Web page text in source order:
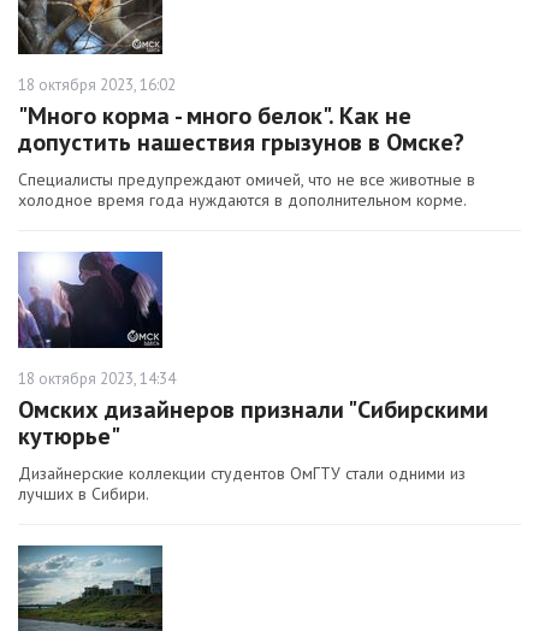
18 октября 2023, 16:02
"Много корма - много белок". Как не
допустить нашествия грызунов в Омске?
Специалисты предупреждают омичей, что не все животные в
холодное время года нуждаются в дополнительном корме.
18 октября 2023, 14:34
Омских дизайнеров признали "Сибирскими
кутюрье"
Дизайнерские коллекции студентов ОмГТУ стали одними из
лучших в Сибири.